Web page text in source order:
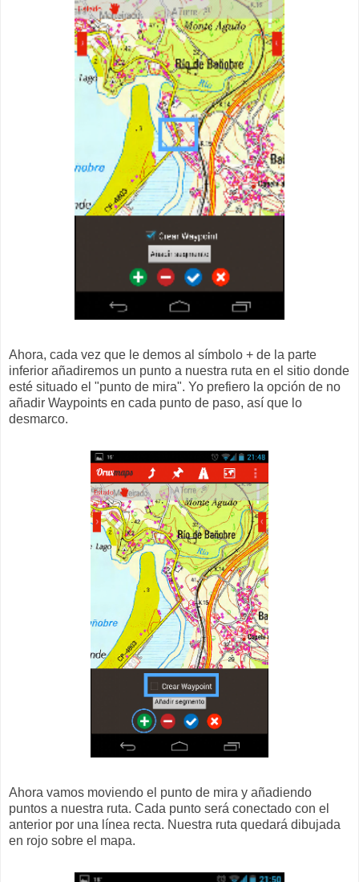
Ahora, cada vez que le demos al símbolo + de la parte
inferior añadiremos un punto a nuestra ruta en el sitio donde
esté situado el "punto de mira". Yo prefiero la opción de no
añadir Waypoints en cada punto de paso, así que lo
desmarco.
Ahora vamos moviendo el punto de mira y añadiendo
puntos a nuestra ruta. Cada punto será conectado con el
anterior por una línea recta. Nuestra ruta quedará dibujada
en rojo sobre el mapa.